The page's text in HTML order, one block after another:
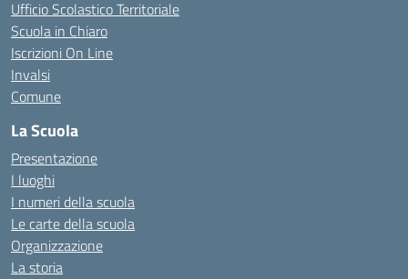
Ufficio Scolastico Territoriale
Scuola in Chiaro
Iscrizioni On Line
Invalsi
Comune
La Scuola
Presentazione
I luoghi
I numeri della scuola
Le carte della scuola
Organizzazione
La storia